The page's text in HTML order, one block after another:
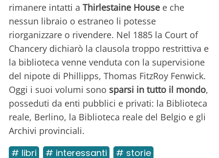
rimanere intatti a Thirlestaine House e che
nessun libraio o estraneo li potesse
riorganizzare o rivendere. Nel 1885 la Court of
Chancery dichiarò la clausola troppo restrittiva e
la biblioteca venne venduta con la supervisione
del nipote di Phillipps, Thomas FitzRoy Fenwick.
Oggi i suoi volumi sono sparsi in tutto il mondo,
posseduti da enti pubblici e privati: la Biblioteca
reale, Berlino, la Biblioteca reale del Belgio e gli
Archivi provinciali.
# libri # interessanti # storie